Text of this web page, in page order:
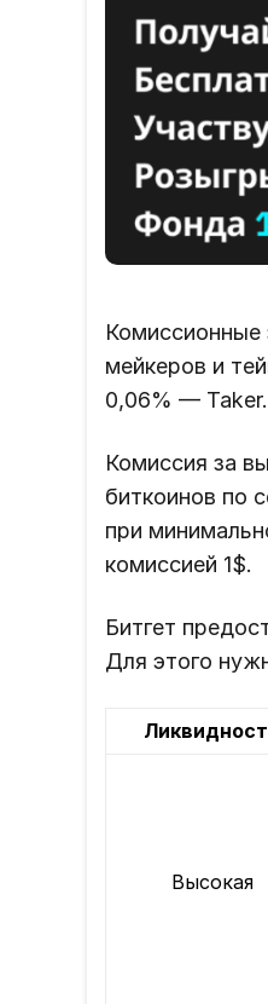
Комиссионные
мейкеров и
0,06% — Taker.
Комиссия за
биткоинов по
при
комиссией 1$.
Битгет
Для этого
Высокая